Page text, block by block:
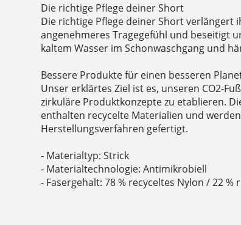
Die richtige Pflege deiner Short
Die richtige Pflege deiner Short verlängert
angenehmeres Tragegefühl und beseitigt
kaltem Wasser im Schonwaschgang und
Bessere Produkte für einen besseren
Unser erklärtes Ziel ist es, unseren CO2-
zirkuläre Produktkonzepte zu etablieren.
enthalten recycelte Materialien und
Herstellungsverfahren gefertigt.
- Materialtyp: Strick
- Materialtechnologie: Antimikrobiell
- Fasergehalt: 78 % recyceltes Nylon / 22 %